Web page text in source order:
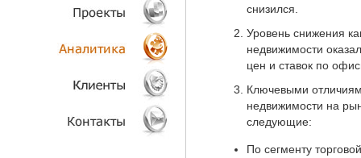
ОБЪЕКТЫ
ПРОЕКТЫ
АНАЛИТИКА
КЛИЕНТЫ
снизился.
Уровень снижения
недвижимости
цен и ставок по
Ключевыми
недвижимости на
следующие:
По сегменту